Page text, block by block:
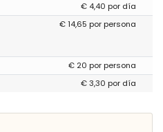
une superbe vue sur la baie .
magníficas vistas a la bahía.
les poêles. Cordialement,
€ 4,40 por día
€ 14,65 por persona
€ 20 por persona
€ 3,30 por día